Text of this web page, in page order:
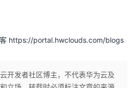
https://portal.hwclouds.com/blogs
开发者社区博主，不代表华为云及